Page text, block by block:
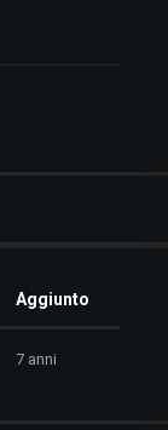
Aggiunto
7 anni